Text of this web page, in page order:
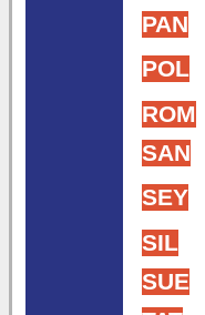
PAN
POL
ROM
SAN
SEY
SIL
SUE